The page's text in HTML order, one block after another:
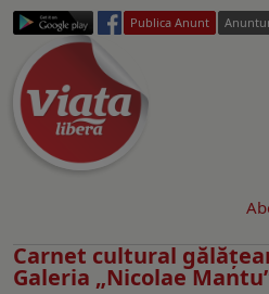
Publica Anunt
Carnet cultural
Galeria „Nicolae